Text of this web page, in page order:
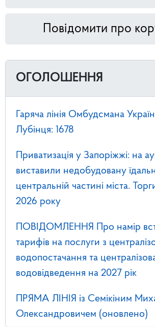
Повідомити про
ОГОЛОШЕННЯ
Гаряча лінія Омбудсмана
Лубінця: 1678
Приватизація у Запоріжжі: на
виставили недобудовану
центральній частині міста.
2026 року
ПОВІДОМЛЕННЯ Про намір
тарифів на послуги з
водопостачання та
водовідведення на 2027 рік
ПРЯМА ЛІНІЯ із Семікіним
Олександровичем (оновлено)